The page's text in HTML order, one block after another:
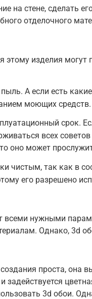
на стене, сделать
отделочного
этому изделия могут
А если есть
моющих средств.
срок.
всех
оно может
чистым, так как в
его разрешено
всеми нужными
Однако, 3d
проста, она
задействуется
3d обои.